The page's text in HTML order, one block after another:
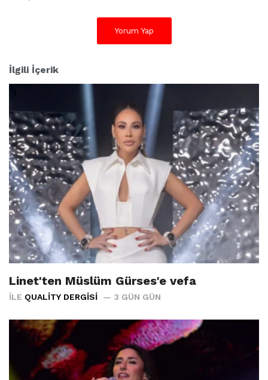
Yorum Yap
İlgili İçerik
Linet'ten Müslüm Gürses'e vefa
İLE QUALITY DERGISI 3 GÜN GÜN